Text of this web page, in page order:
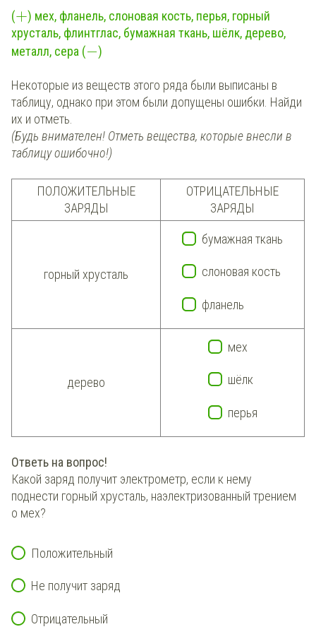
(+) мех, фланель, слоновая кость, перья, горный
хрусталь, флинтглас, бумажная ткань, шёлк, дерево,
металл, сера (−)
Некоторые из веществ этого ряда были выписаны в
таблицу, однако при этом были допущены ошибки. Найди
их и отметь.
(Будь внимателен! Отметь вещества, которые внесли в
таблицу ошибочно!)
ПОЛОЖИТЕЛЬНЫЕ
ЗАРЯДЫ
ОТРИЦАТЕЛЬНЫЕ
ЗАРЯДЫ
горный хрусталь
бумажная ткань
слоновая кость
фланель
дерево
мех
шёлк
перья
Ответь на вопрос!
Какой заряд получит электрометр, если к нему
поднести горный хрусталь, наэлектризованный трением
о мех?
Положительный
Не получит заряд
Отрицательный